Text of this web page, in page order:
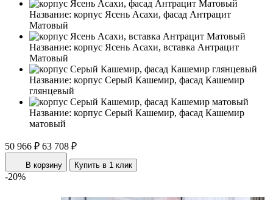
Название: корпус Ясень Асахи, фасад Антрацит
Матовый
Название: корпус Ясень Асахи, вставка Антрацит
Матовый
Название: корпус Серый Кашемир, фасад Кашемир
глянцевый
Название: корпус Серый Кашемир, фасад Кашемир
матовый
50 966 ₽ 63 708 ₽
В корзину Купить в 1 клик
-20%